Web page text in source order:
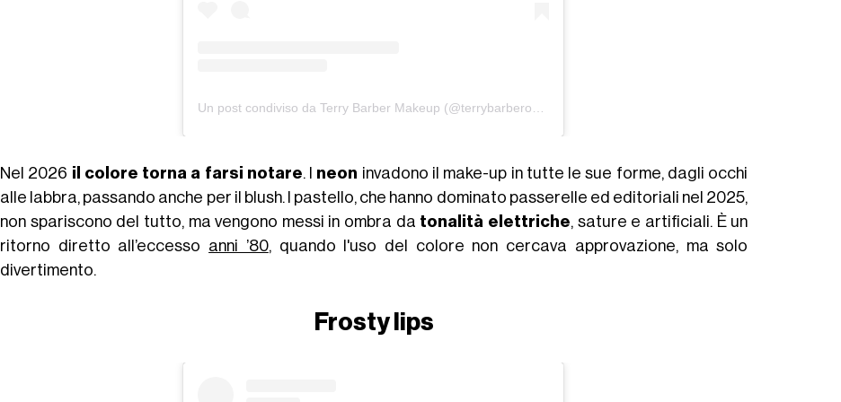
Nel 2026 il colore torna a farsi notare. I neon invadono il make-up in tutte le sue forme, dagli occhi
alle labbra, passando anche per il blush. I pastello, che hanno dominato passerelle ed editoriali nel 2025,
non spariscono del tutto, ma vengono messi in ombra da tonalità elettriche, sature e artificiali. È un
ritorno diretto all’eccesso anni ’80, quando l'uso del colore non cercava approvazione, ma solo
divertimento.
Frosty lips